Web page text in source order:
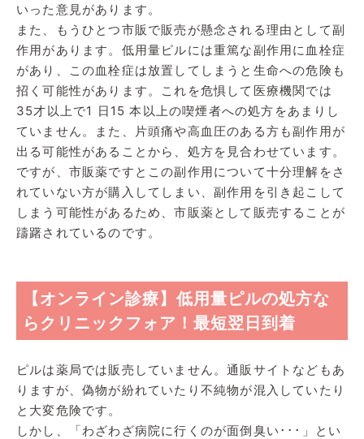
いった意見があります。
また、もうひとつ市販で販売が懸念される理由として副
作用があります。低用量ピルには重篤な副作用に血栓症
があり、この血栓症は放置してしまうと生命への危険も
招く可能性があります。これを危惧して医療機関では
35才以上で1 日15 本以上の喫煙者への処方をあまりし
ていません。また、片頭痛や高血圧のある方も副作用が
出る可能性があることから、処方を見合わせています。
ですが、市販薬ですとこの副作用について十分理解をさ
れていない方が購入してしまい、副作用を引き起こして
しまう可能性があるため、市販薬として販売することが
躊躇されているのです。
【オンライン診療】低用量ピルの処方な
らクリニックフォア！最短翌日到着
ピルは薬局では販売していません。通販サイトなどもあ
りますが、偽物が紛れていたり不純物が混入していたり
と大変危険です。
しかし、「わざわざ病院に行くのが面倒臭い･･･」とい